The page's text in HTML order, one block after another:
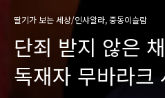
딸기가 보는 세상/인샤알라, 중동이슬람
단죄 받지 않은
독재자 무바라크